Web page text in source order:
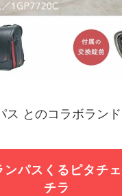
ス とのコラボランド
ンパス くるピタチ
チラ